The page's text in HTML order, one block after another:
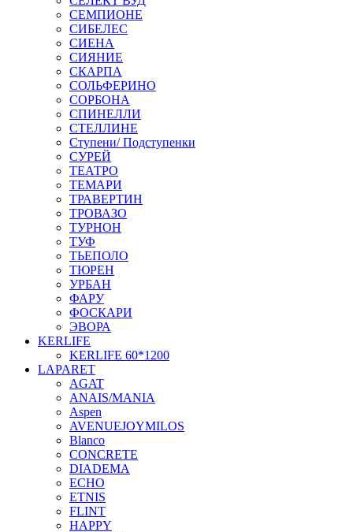
СЕМПИОНЕ
СИБЕЛЕС
СИЕНА
СИЯНИЕ
СКАРПА
СОЛЬФЕРИНО
СОРБОНА
СПИНЕЛЛИ
СТЕЛЛИНЕ
Ступени/ Подступенки
СУРЕЙ
ТЕАТРО
ТЕМАРИ
ТРАВЕРТИН
ТРОВАЗО
ТУРНОН
ТУФ
ТЬЕПОЛО
ТЮРЕН
УРБАН
ФАРУ
ФОСКАРИ
ЭВОРА
KERLIFE
KERLIFE 60*1200
LAPARET
AGAT
ANAIS/MANIA
Aspen
AVENUEJOYMILOS
Blanco
CONCRETE
DIADEMA
ECHO
ETNIS
FLINT
HAPPY